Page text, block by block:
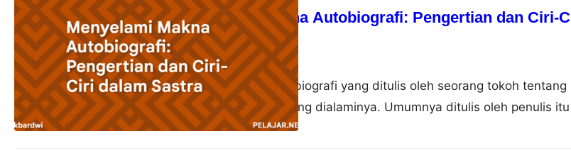
Menyelami Makna Autobiografi: Pengertian dan Ciri-
Sastra
akbardwi23 Oktober 2023
Autobiografi adalah biografi yang ditulis oleh seorang tokoh tentang
kehidupan pribadi yang dialaminya. Umumnya ditulis oleh penulis